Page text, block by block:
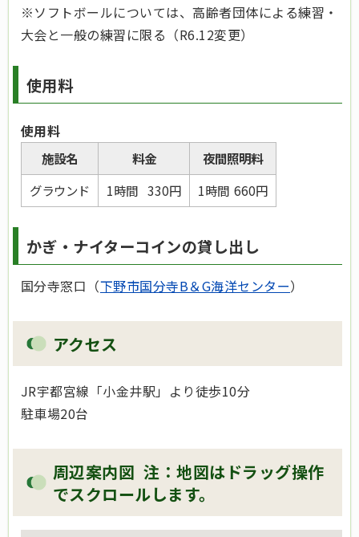
※ソフトボールについては、高齢者団体による練習・
大会と一般の練習に限る（R6.12変更）
使用料
使用料
施設名 料金
夜間照明料
グラウンド
1時間 330円 1時間 660円
かぎ・ナイターコインの貸し出し
国分寺窓口（下野市国分寺B＆G海洋センター）
アクセス
JR宇都宮線「小金井駅」より徒歩10分
駐車場20台
周辺案内図 注：地図はドラッグ操作
でスクロールします。